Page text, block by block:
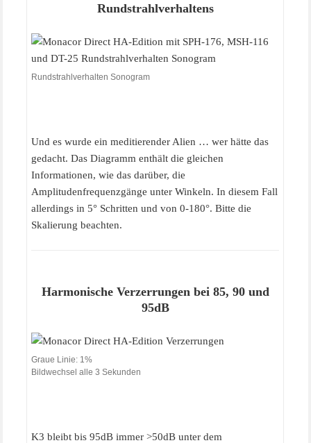
Rundstrahlverhaltens
Rundstrahlverhalten Sonogram
Und es wurde ein meditierender Alien … wer hätte das
gedacht. Das Diagramm enthält die gleichen
Informationen, wie das darüber, die
Amplitudenfrequenzgänge unter Winkeln. In diesem Fall
allerdings in 5° Schritten und von 0-180°. Bitte die
Skalierung beachten.
Harmonische Verzerrungen bei 85, 90 und
95dB
Graue Linie: 1%
Bildwechsel alle 3 Sekunden
K3 bleibt bis 95dB immer >50dB unter dem